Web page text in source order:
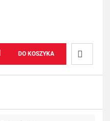
DO KOSZYKA
Do